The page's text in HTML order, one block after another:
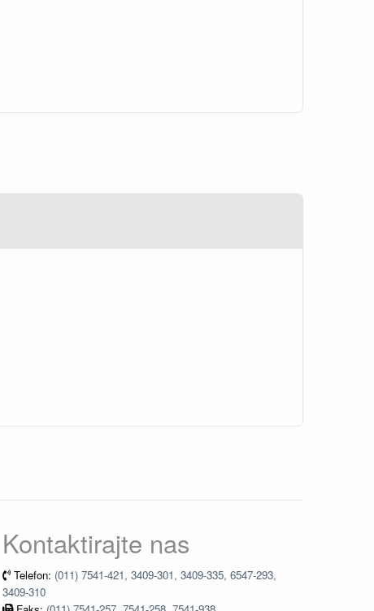
Kontaktirajte nas
Telefon: (011) 7541-421, 3409-301, 3409-335, 6547-293,
3409-310